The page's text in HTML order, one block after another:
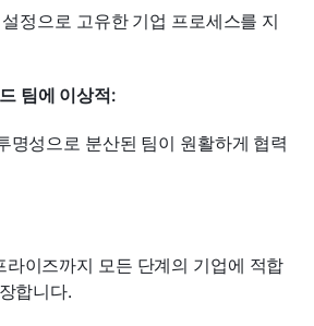
정으로 고유한 기업 프로세스를 지
팀에 이상적:
명성으로 분산된 팀이 원활하게 협력
이즈까지 모든 단계의 기업에 적합
합니다.